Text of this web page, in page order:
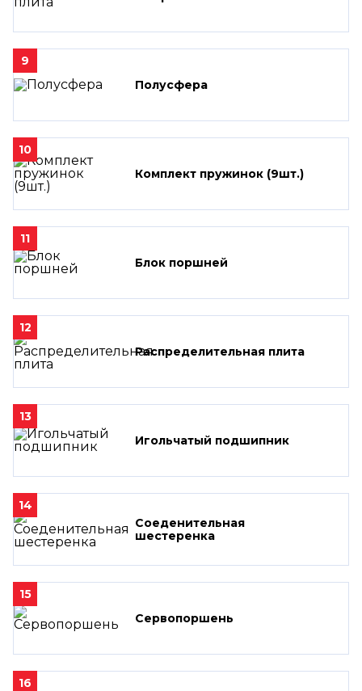
9
Полусфера
10
Комплект пружинок (9шт.)
11
Блок поршней
12
Распределительная плита
13
Игольчатый подшипник
14
Соеденительная
шестеренка
15
Сервопоршень
16